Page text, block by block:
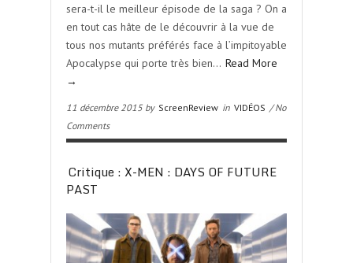
sera-t-il le meilleur épisode de la saga ? On a
en tout cas hâte de le découvrir à la vue de
tous nos mutants préférés face à l’impitoyable
Apocalypse qui porte très bien… Read More
→
11 décembre 2015 by ScreenReview in VIDÉOS / No
Comments
Critique : X-MEN : DAYS OF FUTURE
PAST